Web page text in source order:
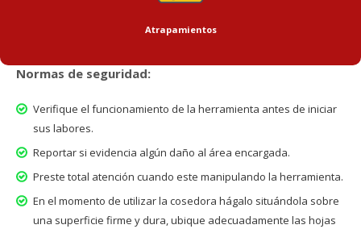
Atrapamientos
Normas de seguridad:
Verifique el funcionamiento de la herramienta antes de iniciar
sus labores.
Reportar si evidencia algún daño al área encargada.
Preste total atención cuando este manipulando la herramienta.
En el momento de utilizar la cosedora hágalo situándola sobre
una superficie firme y dura, ubique adecuadamente las hojas